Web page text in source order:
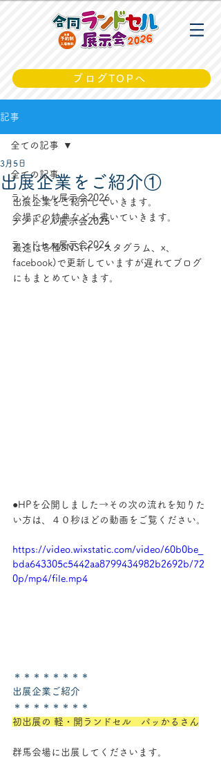
ブログTOPへ
記事
全ての記事
ランドセル展示会2026
ランドセル展示会2025
ランドセル展示会2024
全ての記事
出展企業をご紹介①
3月5日
出展企業をご紹介していきます。
会場での特典なども書いていきます。
最速は各種SNS(インスタグラム、x、
facebook)で更新していますが遅れてブログ
にもまとめていきます。
●HPを公開しました→その次の流れを知りた
い方は、４０秒ほどの動画をご覧ください。
https://video.wixstatic.com/video/60b0be_
bda643305c5442aa8799434982b2692b/72
0p/mp4/file.mp4
＊＊＊＊＊＊＊＊
出展企業ご紹介
＊＊＊＊＊＊＊＊
初出展の 軽・開ランドセル　パッかるさん
群馬会場に出展してくださいます。